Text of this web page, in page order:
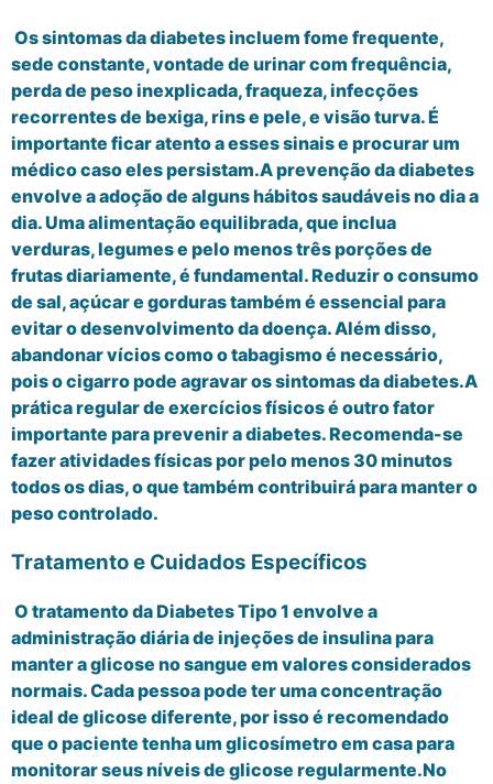
Os sintomas da diabetes incluem fome frequente,
sede constante, vontade de urinar com frequência,
perda de peso inexplicada, fraqueza, infecções
recorrentes de bexiga, rins e pele, e visão turva. É
importante ficar atento a esses sinais e procurar um
médico caso eles persistam.A prevenção da diabetes
envolve a adoção de alguns hábitos saudáveis no dia a
dia. Uma alimentação equilibrada, que inclua
verduras, legumes e pelo menos três porções de
frutas diariamente, é fundamental. Reduzir o consumo
de sal, açúcar e gorduras também é essencial para
evitar o desenvolvimento da doença. Além disso,
abandonar vícios como o tabagismo é necessário,
pois o cigarro pode agravar os sintomas da diabetes.A
prática regular de exercícios físicos é outro fator
importante para prevenir a diabetes. Recomenda-se
fazer atividades físicas por pelo menos 30 minutos
todos os dias, o que também contribuirá para manter o
peso controlado.
Tratamento e Cuidados Específicos
O tratamento da Diabetes Tipo 1 envolve a
administração diária de injeções de insulina para
manter a glicose no sangue em valores considerados
normais. Cada pessoa pode ter uma concentração
ideal de glicose diferente, por isso é recomendado
que o paciente tenha um glicosímetro em casa para
monitorar seus níveis de glicose regularmente.No